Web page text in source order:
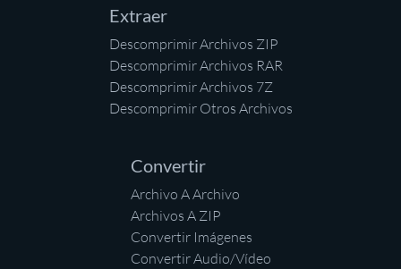
Extraer
Descomprimir Archivos ZIP
Descomprimir Archivos RAR
Descomprimir Archivos 7Z
Descomprimir Otros Archivos
Convertir
Archivo A Archivo
Archivos A ZIP
Convertir Imágenes
Convertir Audio/Vídeo